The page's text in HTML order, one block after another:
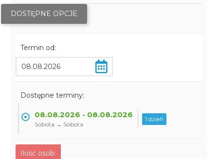
DOSTĘPNE OPCJE
Termin od:
Dostępne terminy:
08.08.2026 - 08.08.2026
Sobota → Sobota
1 dzień
Ilość osób: